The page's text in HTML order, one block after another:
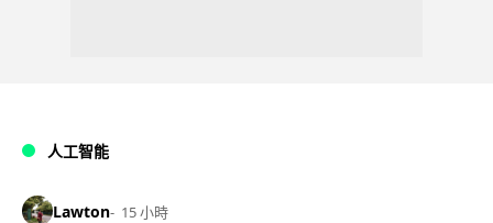
人工智能
Lawton 15 小時